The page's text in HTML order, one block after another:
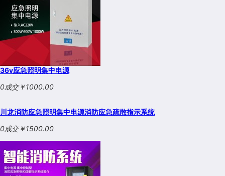
36v应急照明集中电源
0成交￥1000.00
川龙消防应急照明集中电源消防应急疏散指示系统
0成交￥1500.00